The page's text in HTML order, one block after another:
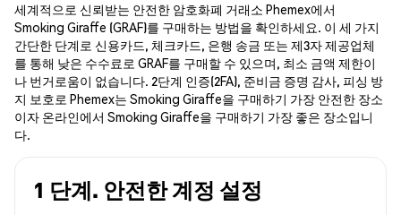
세계적으로 신뢰받는 안전한 암호화폐 거래소 Phemex에서
Smoking Giraffe (GRAF)를 구매하는 방법을 확인하세요. 이 세 가지
간단한 단계로 신용카드, 체크카드, 은행 송금 또는 제3자 제공업체
를 통해 낮은 수수료로 GRAF를 구매할 수 있으며, 최소 금액 제한이
나 번거로움이 없습니다. 2단계 인증(2FA), 준비금 증명 감사, 피싱 방
지 보호로 Phemex는 Smoking Giraffe을 구매하기 가장 안전한 장소
이자 온라인에서 Smoking Giraffe을 구매하기 가장 좋은 장소입니
다.
1 단계. 안전한 계정 설정